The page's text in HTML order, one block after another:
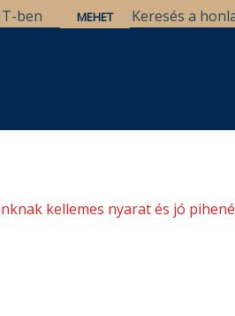
Savaria Örökség
kellemes nyarat és jó